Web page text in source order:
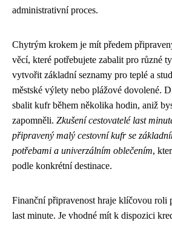
administrativní proces.
Chytrým krokem je mít předem
věcí, které potřebujete zabalit pro různé
vytvořit základní seznamy pro teplé a
městské výlety nebo plážové dovolené.
sbalit kufr během několika hodin, aniž
zapomněli. Zkušení cestovatelé last
připravený malý cestovní kufr se
potřebami a univerzálním oblečením,
podle konkrétní destinace.
Finanční připravenost hraje klíčovou roli
last minute. Je vhodné mít k dispozici